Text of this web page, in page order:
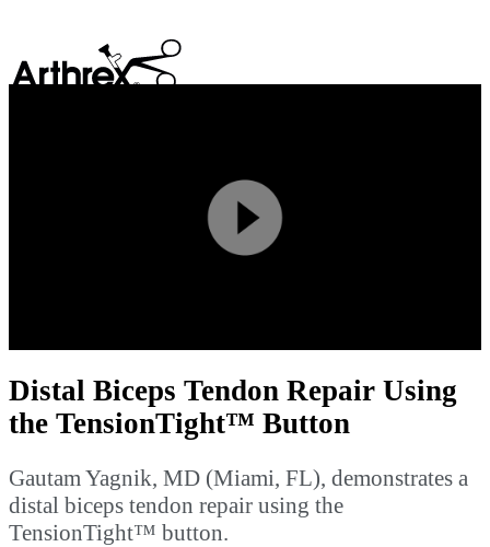
Play
Video
Distal Biceps Tendon Repair Using
the TensionTight™ Button
Gautam Yagnik, MD (Miami, FL), demonstrates a
distal biceps tendon repair using the
TensionTight™ button.